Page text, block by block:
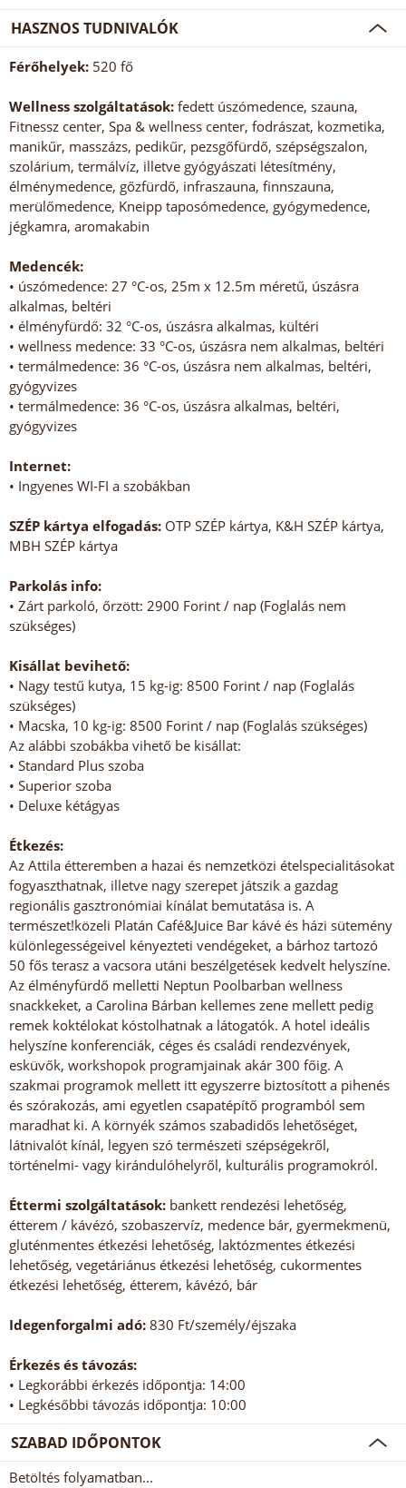
HASZNOS TUDNIVALÓK
Férőhelyek: 520 fő
Wellness szolgáltatások: fedett úszómedence, szauna,
Fitnessz center, Spa & wellness center, fodrászat, kozmetika,
manikűr, masszázs, pedikűr, pezsgőfürdő, szépségszalon,
szolárium, termálvíz, illetve gyógyászati létesítmény,
élménymedence, gőzfürdő, infraszauna, finnszauna,
merülőmedence, Kneipp taposómedence, gyógymedence,
jégkamra, aromakabin
Medencék:
• úszómedence: 27 °C-os, 25m x 12.5m méretű, úszásra
alkalmas, beltéri
• élményfürdő: 32 °C-os, úszásra alkalmas, kültéri
• wellness medence: 33 °C-os, úszásra nem alkalmas, beltéri
• termálmedence: 36 °C-os, úszásra nem alkalmas, beltéri,
gyógyvizes
• termálmedence: 36 °C-os, úszásra alkalmas, beltéri,
gyógyvizes
Internet:
• Ingyenes WI-FI a szobákban
SZÉP kártya elfogadás: OTP SZÉP kártya, K&H SZÉP kártya,
MBH SZÉP kártya
Parkolás info:
• Zárt parkoló, őrzött: 2900 Forint / nap (Foglalás nem
szükséges)
Kisállat bevihető:
• Nagy testű kutya, 15 kg-ig: 8500 Forint / nap (Foglalás
szükséges)
• Macska, 10 kg-ig: 8500 Forint / nap (Foglalás szükséges)
Az alábbi szobákba vihető be kisállat:
• Standard Plus szoba
• Superior szoba
• Deluxe kétágyas
Étkezés:
Az Attila étteremben a hazai és nemzetközi ételspecialitásokat
fogyaszthatnak, illetve nagy szerepet játszik a gazdag
regionális gasztronómiai kínálat bemutatása is. A
természet!közeli Platán Café&Juice Bar kávé és házi sütemény
különlegességeivel kényezteti vendégeket, a bárhoz tartozó
50 fős terasz a vacsora utáni beszélgetések kedvelt helyszíne.
Az élményfürdő melletti Neptun Poolbarban wellness
snackkeket, a Carolina Bárban kellemes zene mellett pedig
remek koktélokat kóstolhatnak a látogatók. A hotel ideális
helyszíne konferenciák, céges és családi rendezvények,
esküvők, workshopok programjainak akár 300 főig. A
szakmai programok mellett itt egyszerre biztosított a pihenés
és szórakozás, ami egyetlen csapatépítő programból sem
maradhat ki. A környék számos szabadidős lehetőséget,
látnivalót kínál, legyen szó természeti szépségekről,
történelmi- vagy kirándulóhelyről, kulturális programokról.
Éttermi szolgáltatások: bankett rendezési lehetőség,
étterem / kávézó, szobaszervíz, medence bár, gyermekmenü,
gluténmentes étkezési lehetőség, laktózmentes étkezési
lehetőség, vegetáriánus étkezési lehetőség, cukormentes
étkezési lehetőség, étterem, kávézó, bár
Idegenforgalmi adó: 830 Ft/személy/éjszaka
Érkezés és távozás:
• Legkorábbi érkezés időpontja: 14:00
• Legkésőbbi távozás időpontja: 10:00
SZABAD IDŐPONTOK
Betöltés folyamatban...